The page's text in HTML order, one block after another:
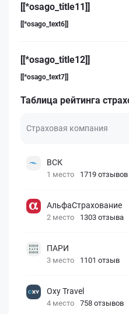
[[*osago_title11]]
[[*osago_text6]]
[[*osago_title12]]
[[*osago_text7]]
Таблица рейтинга
Страховая компания
ВСК
1 место 1719 отзывов
АльфаСтрахование
2 место 1303 отзыва
ПАРИ
3 место 1101 отзыв
Oxy Travel
4 место 758 отзывов